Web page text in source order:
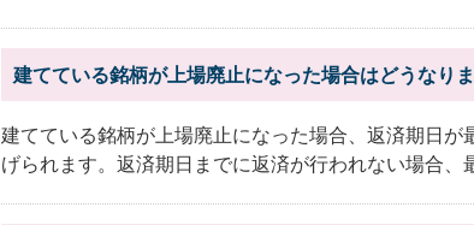
建てている銘柄が上場廃止になった場合はどうなり
建てている銘柄が上場廃止になった場合、返済期日が
げられます。返済期日までに返済が行われない場合、